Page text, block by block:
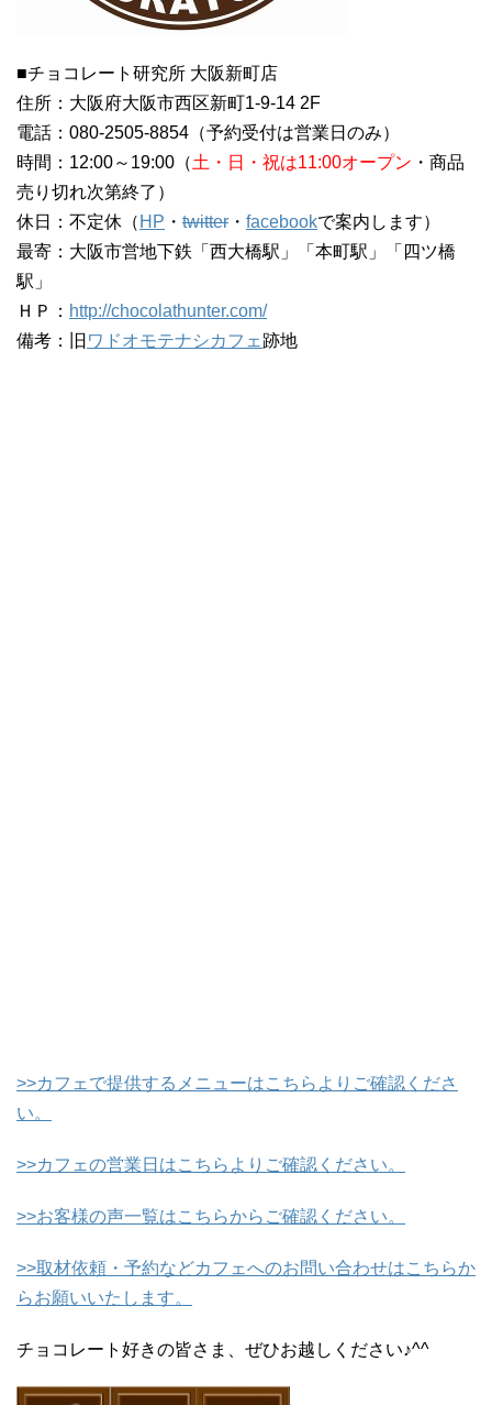
■チョコレート研究所 大阪新町店
住所：大阪府大阪市西区新町1-9-14 2F
電話：080-2505-8854（予約受付は営業日のみ）
時間：12:00～19:00（土・日・祝は11:00オープン ・商品
売り切れ次第終了）
休日：不定休（ HP ・ twitter ・ facebookで案内します）
最寄：大阪市営地下鉄「西大橋駅」「本町駅」「四ツ橋
駅」
ＨＰ： http://chocolathunter.com/
備考：旧 ワドオモテナシカフェ 跡地
>>カフェで提供するメニューはこちらよりご確認くださ
い。
>>カフェの営業日はこちらよりご確認ください。
>>お客様の声一覧はこちらからご確認ください。
>>取材依頼・予約などカフェへのお問い合わせはこちらか
らお願いいたします。
チョコレート好きの皆さま、ぜひお越しください♪^^